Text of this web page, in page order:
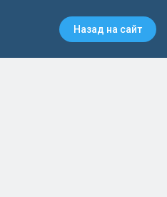
Назад на сайт